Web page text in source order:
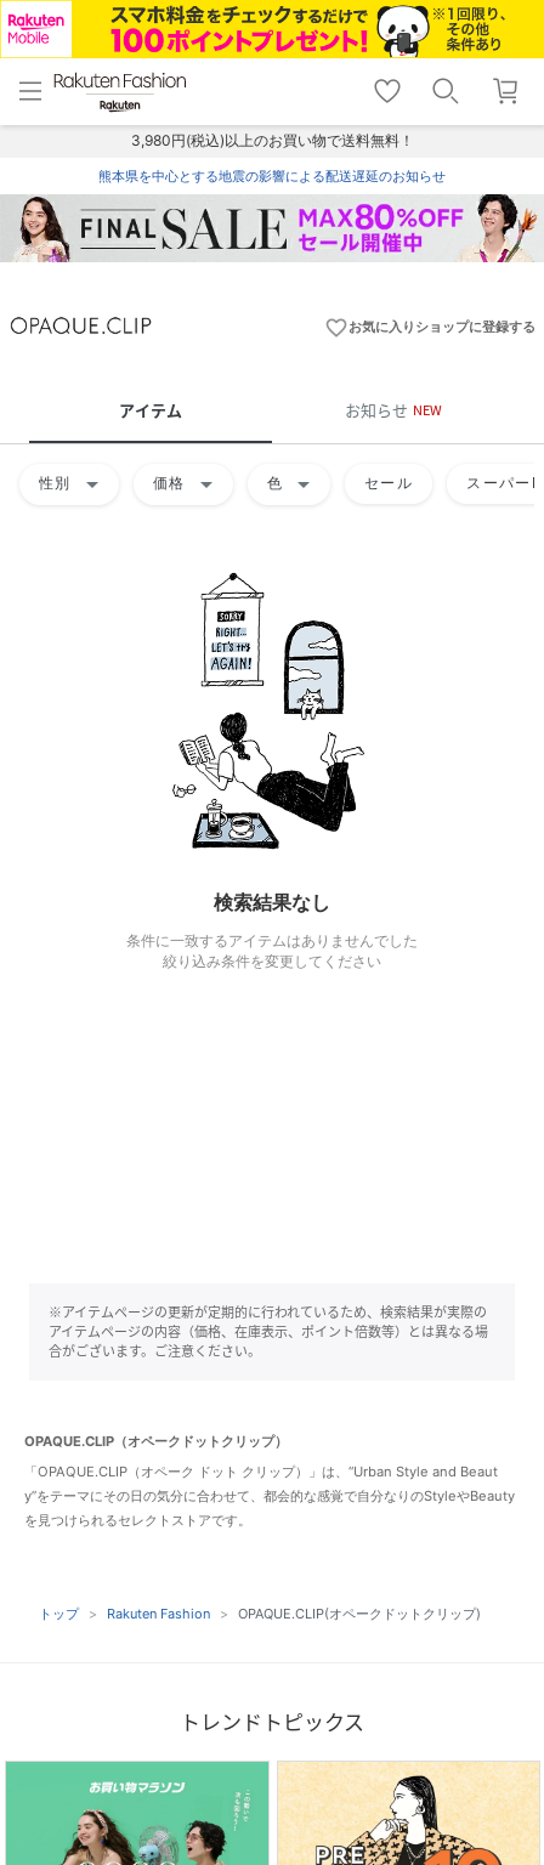
menu home
トップ
shopping_cart lock_outline
ログイン
3,980円(税込)以上のお買い物で送料無料！
熊本県を中心とする地震の影響による配送遅延のお知らせ
favorite_borderお気に入りショップに登録する
アイテム お知らせ NEW
性別 arrow_drop_down 価格 arrow_drop_down 色 arrow_drop_down セール スーパー
検索結果なし
条件に一致するアイテムはありませんでした
絞り込み条件を変更してください
※アイテムページの更新が定期的に行われているため、検索結果が実際の
アイテムページの内容（価格、在庫表示、ポイント倍数等）とは異なる場
合がございます。ご注意ください。
OPAQUE.CLIP（オペークドットクリップ）
「OPAQUE.CLIP（オペーク ドット クリップ）」は、“Urban Style and Beaut
y”をテーマにその日の気分に合わせて、都会的な感覚で自分なりのStyleやBeauty
を見つけられるセレクトストアです。
トップ Rakuten Fashion OPAQUE.CLIP(オペークドットクリップ)
トレンドトピックス